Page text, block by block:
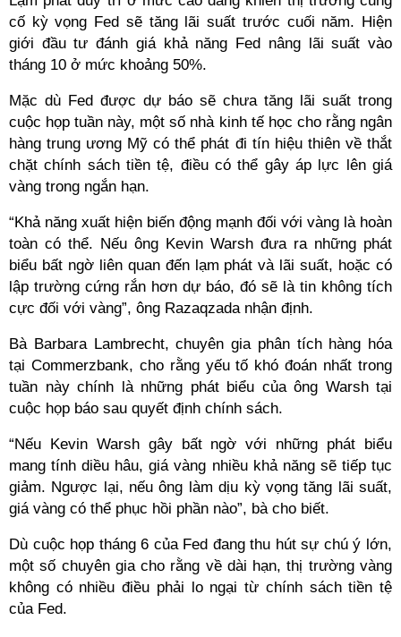
cố kỳ vọng Fed sẽ tăng lãi suất trước cuối năm. Hiện
giới đầu tư đánh giá khả năng Fed nâng lãi suất vào
tháng 10 ở mức khoảng 50%.
Mặc dù Fed được dự báo sẽ chưa tăng lãi suất trong
cuộc họp tuần này, một số nhà kinh tế học cho rằng ngân
hàng trung ương Mỹ có thể phát đi tín hiệu thiên về thắt
chặt chính sách tiền tệ, điều có thể gây áp lực lên giá
vàng trong ngắn hạn.
“Khả năng xuất hiện biến động mạnh đối với vàng là hoàn
toàn có thể. Nếu ông Kevin Warsh đưa ra những phát
biểu bất ngờ liên quan đến lạm phát và lãi suất, hoặc có
lập trường cứng rắn hơn dự báo, đó sẽ là tin không tích
cực đối với vàng”, ông Razaqzada nhận định.
Bà Barbara Lambrecht, chuyên gia phân tích hàng hóa
tại Commerzbank, cho rằng yếu tố khó đoán nhất trong
tuần này chính là những phát biểu của ông Warsh tại
cuộc họp báo sau quyết định chính sách.
“Nếu Kevin Warsh gây bất ngờ với những phát biểu
mang tính diều hâu, giá vàng nhiều khả năng sẽ tiếp tục
giảm. Ngược lại, nếu ông làm dịu kỳ vọng tăng lãi suất,
giá vàng có thể phục hồi phần nào”, bà cho biết.
Dù cuộc họp tháng 6 của Fed đang thu hút sự chú ý lớn,
một số chuyên gia cho rằng về dài hạn, thị trường vàng
không có nhiều điều phải lo ngại từ chính sách tiền tệ
của Fed.